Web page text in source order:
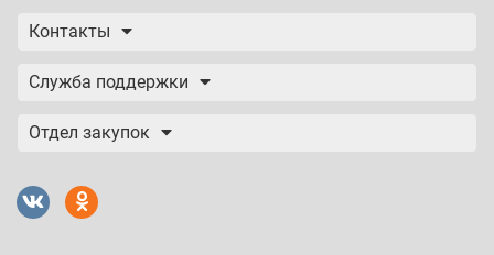
Контакты
Служба поддержки
Отдел закупок